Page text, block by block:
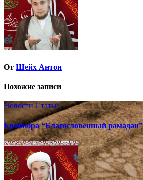
От Шейх Антон
Похожие записи
НовостиСтатьи
Брошюра “Благословенный рамадан”